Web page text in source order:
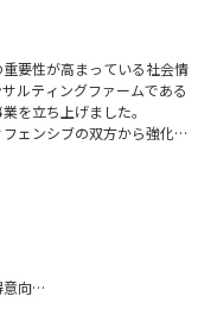
要性が高まっている社会情
ルティングファームである
を立ち上げました。
ェンシブの双方から強化
成長に最も貢献するという
ィに関するリスクの把握か
で行っていただきます。
意向